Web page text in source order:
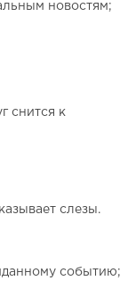
новостям;
снится к
слезы.
событию;